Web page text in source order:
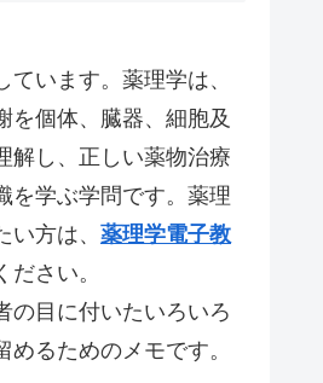
ています。薬理学は、
を個体、臓器、細胞及
解し、正しい薬物治療
を学ぶ学問です。薬理
方は、 薬理学電子教
ださい。
の目に付いたいろいろ
めるためのメモです。